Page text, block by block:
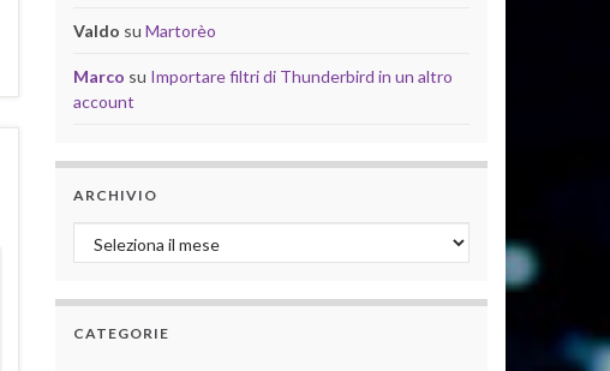
Valdo su Martorèo
Marco su Importare filtri di Thunderbird in un altro
account
ARCHIVIO
Archivio
CATEGORIE